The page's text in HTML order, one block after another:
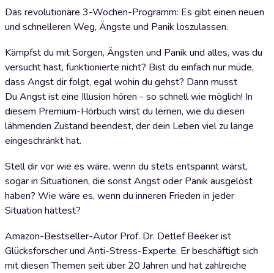
Das revolutionäre 3-Wochen-Programm: Es gibt einen neuen
und schnelleren Weg, Ängste und Panik loszulassen.
Kämpfst du mit Sorgen, Ängsten und Panik und alles, was du
versucht hast, funktionierte nicht? Bist du einfach nur müde,
dass Angst dir folgt, egal wohin du gehst? Dann musst
Du Angst ist eine Illusion hören - so schnell wie möglich! In
diesem Premium-Hörbuch wirst du lernen, wie du diesen
lähmenden Zustand beendest, der dein Leben viel zu lange
eingeschränkt hat.
Stell dir vor wie es wäre, wenn du stets entspannt wärst,
sogar in Situationen, die sonst Angst oder Panik ausgelöst
haben? Wie wäre es, wenn du inneren Frieden in jeder
Situation hättest?
Amazon-Bestseller-Autor Prof. Dr. Detlef Beeker ist
Glücksforscher und Anti-Stress-Experte. Er beschäftigt sich
mit diesen Themen seit über 20 Jahren und hat zahlreiche